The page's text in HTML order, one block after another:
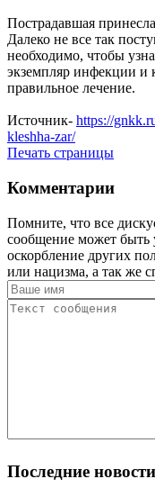
Пострадавшая
Далеко не все так
необходимо, чтобы
экземпляр инфекции и
правильное лечение.
Источник- https://
kleshha-zar/
Печать страницы
Комментарии
Помните, что все
сообщение может быть
оскорбление других
или нацизма, а так же
Последние новости